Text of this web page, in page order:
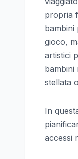
propria
bambini
gioco,
artistici
bambini
stellata
In
accessi